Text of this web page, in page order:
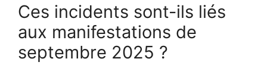
Ces incidents sont-ils liés
aux manifestations de
septembre 2025 ?